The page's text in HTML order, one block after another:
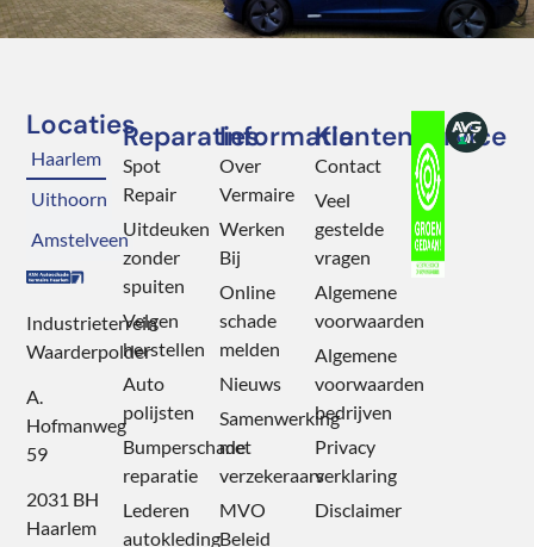
Locaties
Haarlem
Uithoorn
Amstelveen
Industrieterrein
Waarderpolder
A.
Hofmanweg
59
2031 BH
Haarlem
Reparaties
Spot
Repair
Uitdeuken
zonder
spuiten
Velgen
herstellen
Auto
polijsten
Bumperschade
reparatie
Lederen
autokleding
Informatie
Over
Vermaire
Werken
Bij
Online
schade
melden
Nieuws
Samenwerking
met
verzekeraars
MVO
Beleid
Klantenservice
Contact
Veel
gestelde
vragen
Algemene
voorwaarden
Algemene
voorwaarden
bedrijven
Privacy
verklaring
Disclaimer